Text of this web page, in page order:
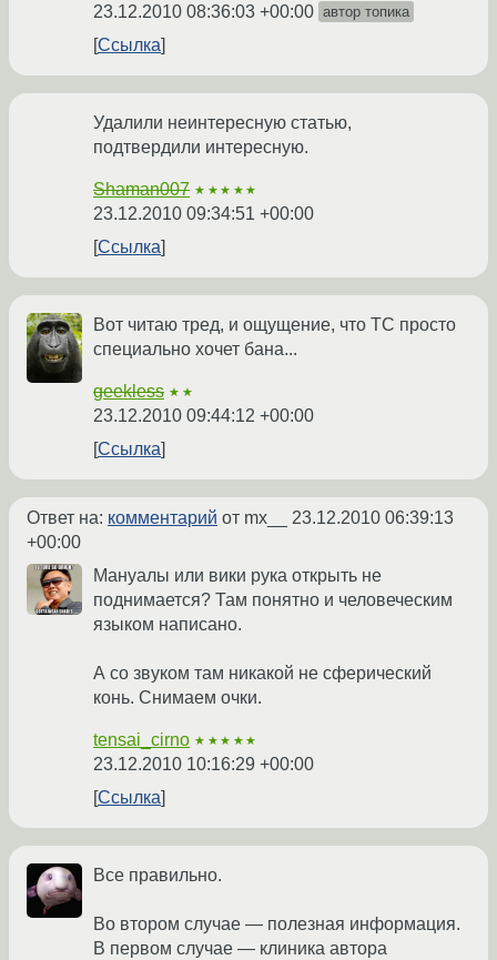
23.12.2010 08:36:03 +00:00 автор топика
Ссылка
Удалили неинтересную статью,
подтвердили интересную.
Shaman007 ★★★★★
23.12.2010 09:34:51 +00:00
Ссылка
Вот читаю тред, и ощущение, что ТС просто
специально хочет бана...
geekless ★★
23.12.2010 09:44:12 +00:00
Ссылка
Ответ на: комментарий от mx__ 23.12.2010 06:39:13
+00:00
Мануалы или вики рука открыть не
поднимается? Там понятно и человеческим
языком написано.
А со звуком там никакой не сферический
конь. Снимаем очки.
tensai_cirno ★★★★★
23.12.2010 10:16:29 +00:00
Ссылка
Все правильно.
Во втором случае — полезная информация.
В первом случае — клиника автора